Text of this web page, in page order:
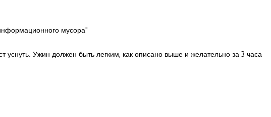
мусора"
Ужин должен быть легким, как описано выше и желательно за 3 часа